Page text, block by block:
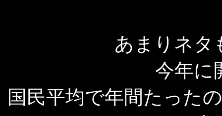
あまりネタ
今年に
国民平均で年間たった